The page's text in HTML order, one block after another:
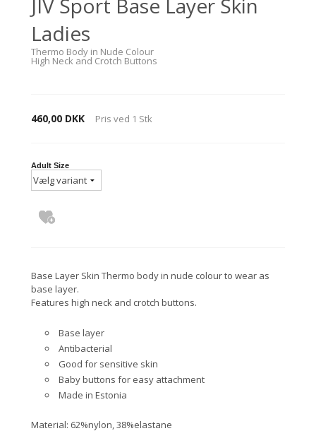
JIV Sport Base Layer Skin
Ladies
Thermo Body in Nude Colour
High Neck and Crotch Buttons
460,00 DKK Pris ved 1 Stk
Adult Size
Base Layer Skin Thermo body in nude colour to wear as
base layer.
Features high neck and crotch buttons.
Base layer
Antibacterial
Good for sensitive skin
Baby buttons for easy attachment
Made in Estonia
Material: 62%nylon, 38%elastane